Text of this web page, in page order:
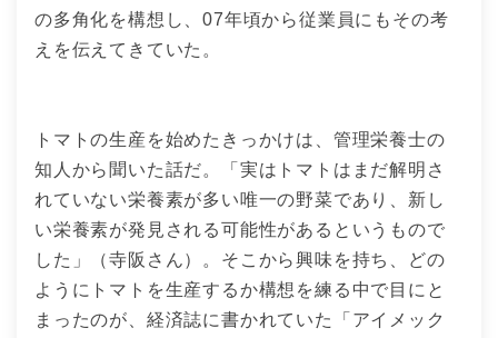
の多角化を構想し、07年頃から従業員にもその考
えを伝えてきていた。
トマトの生産を始めたきっかけは、管理栄養士の
知人から聞いた話だ。「実はトマトはまだ解明さ
れていない栄養素が多い唯一の野菜であり、新し
い栄養素が発見される可能性があるというもので
した」（寺阪さん）。そこから興味を持ち、どの
ようにトマトを生産するか構想を練る中で目にと
まったのが、経済誌に書かれていた「アイメック